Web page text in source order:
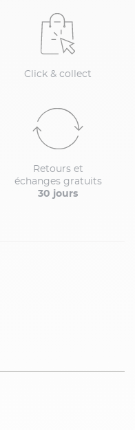
Click & collect
Retours et
échanges gratuits
30 jours